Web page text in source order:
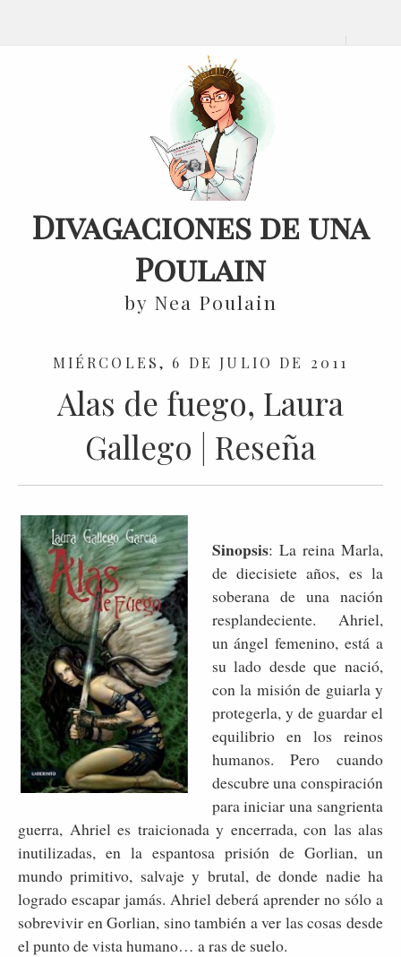
Divagaciones de una
Poulain
by Nea Poulain
MIÉRCOLES, 6 DE JULIO DE 2011
Alas de fuego, Laura
Gallego | Reseña
Sinopsis: La reina Marla,
de diecisiete años, es la
soberana de una nación
resplandeciente. Ahriel,
un ángel femenino, está a
su lado desde que nació,
con la misión de guiarla y
protegerla, y de guardar el
equilibrio en los reinos
humanos. Pero cuando
descubre una conspiración
para iniciar una sangrienta
guerra, Ahriel es traicionada y encerrada, con las alas
inutilizadas, en la espantosa prisión de Gorlian, un
mundo primitivo, salvaje y brutal, de donde nadie ha
logrado escapar jamás. Ahriel deberá aprender no sólo a
sobrevivir en Gorlian, sino también a ver las cosas desde
el punto de vista humano… a ras de suelo.